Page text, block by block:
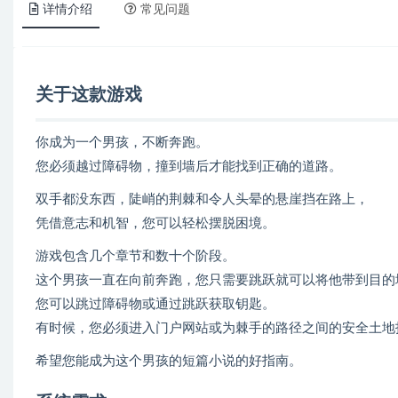
详情介绍 常见问题
关于这款游戏
你成为一个男孩，不断奔跑。
您必须越过障碍物，撞到墙后才能找到正确的道路。
双手都没东西，陡峭的荆棘和令人头晕的悬崖挡在路上，
凭借意志和机智，您可以轻松摆脱困境。
游戏包含几个章节和数十个阶段。
这个男孩一直在向前奔跑，您只需要跳跃就可以将他带到目的
您可以跳过障碍物或通过跳跃获取钥匙。
有时候，您必须进入门户网站或为棘手的路径之间的安全土地
希望您能成为这个男孩的短篇小说的好指南。